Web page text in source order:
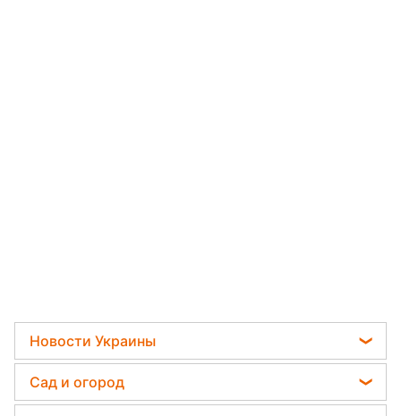
Новости Украины
Телеграм новости Украины
Пенсии в Украине
Сад и огород